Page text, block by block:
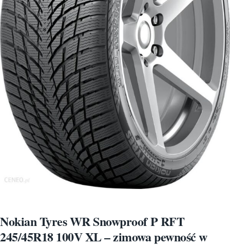
Nokian Tyres WR Snowproof P RFT
245/45R18 100V XL – zimowa pewność w